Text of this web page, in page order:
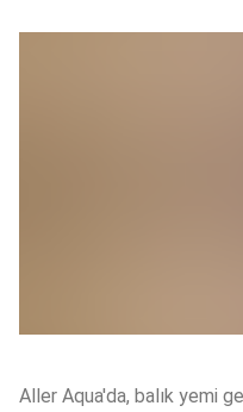
Aller Aqua'da, balık yemi